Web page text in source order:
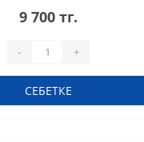
ауырлығын төм..
9 700 тг.
- +
СЕБЕТКЕ